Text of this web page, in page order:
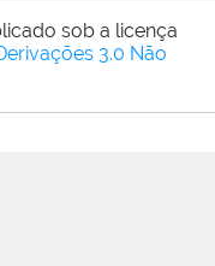
sob a licença
3.0 Não